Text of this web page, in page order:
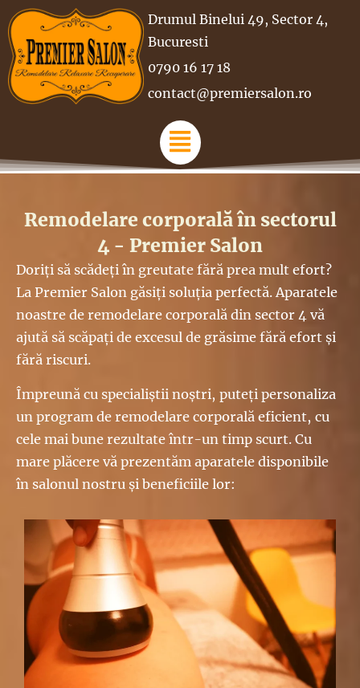
Drumul Binelui 49, Sector 4,
Bucuresti
0790 16 17 18
contact@premiersalon.ro
Remodelare corporală în sectorul
4 - Premier Salon
Doriți să scădeți în greutate fără prea mult efort?
La Premier Salon găsiți soluția perfectă. Aparatele
noastre de remodelare corporală din sector 4 vă
ajută să scăpați de excesul de grăsime fără efort și
fără riscuri.
Împreună cu specialiștii noștri, puteți personaliza
un program de remodelare corporală eficient, cu
cele mai bune rezultate într-un timp scurt. Cu
mare plăcere vă prezentăm aparatele disponibile
în salonul nostru și beneficiile lor: